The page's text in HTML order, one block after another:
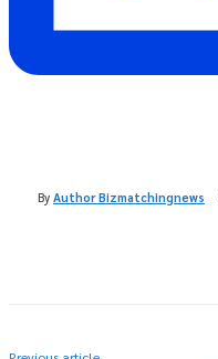
By Author Bizmatchingnews